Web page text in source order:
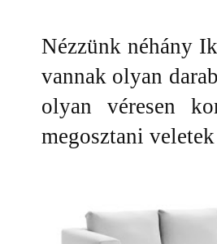
Nézzünk néhány
vannak olyan
olyan véresen
megosztani